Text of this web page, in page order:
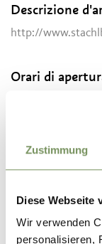
Zustimmung
Diese Webseite
Wir verwenden
personalisieren,
Descrizione
http://
Orari di
Contatto
Azienda
Via Peter